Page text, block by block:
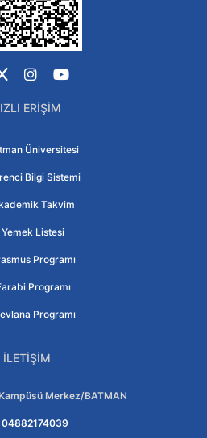
X Instagram
YouTube
ERIŞIM
Üniversitesi
Bilgi Sistemi
Takvim
Yemek Listesi
Programı
Programı
Programı
İLETIŞIM
Merkez/BATMAN
Telefon:
04882174039